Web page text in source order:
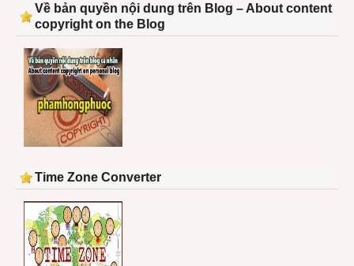
Về bản quyền nội dung trên Blog – About content
copyright on the Blog
Time Zone Converter